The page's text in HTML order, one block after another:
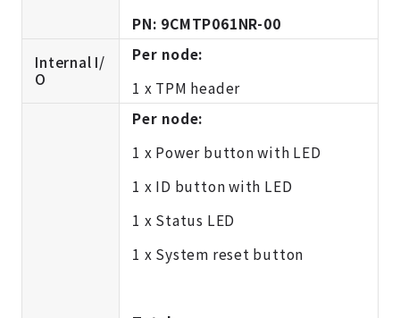
PN: 9CMTP061NR-00
Internal I/
O
Per node:
1 x TPM header
Per node:
1 x Power button with LED
1 x ID button with LED
1 x Status LED
1 x System reset button